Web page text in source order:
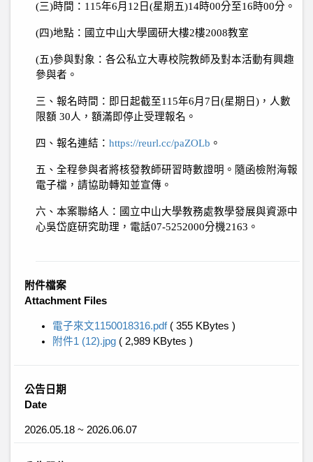
(三)時間： 115年6月 12 日 (星期五)14時00分至16時00分。
(四)地點：國立中山大學國研大樓2樓2008教室
(五)參與對象：各公私立大專校院教師及對本活動有興趣
參與者。
三、報名時間：即日起截至115年6月 7 日 (星期日 ) ，人數
限額 30人，額滿即停止受理報名。
四、報名連結： https://reurl.cc/paZOLb 。
五、全程參與者將核發教師研習時數證明。隨函檢附海報
電子檔，請協助轉知並宣傳。
六、本案聯絡人：國立中山大學教務處教學發展與資源中
心吳岱庭研究助理，電話07-5252000分機2163 。
附件檔案
Attachment Files
電子來文1150018316.pdf ( 355 KBytes )
附件1 (12).jpg ( 2,989 KBytes )
公告日期
Date
2026.05.18 ~ 2026.06.07